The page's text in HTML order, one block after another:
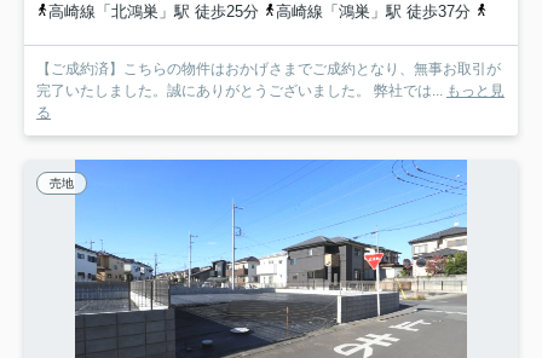
高崎線「北鴻巣」駅 徒歩25分 高崎線「鴻巣」駅 徒歩37分
【ご成約済】こちらの物件はおかげさまでご成約となり、無事お取引が
完了いたしました。誠にありがとうございました。 弊社では...
もっと見
る
売地